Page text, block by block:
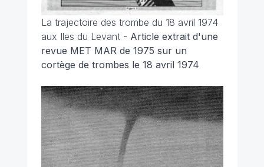
La trajectoire des trombe du 18 avril 1974
aux Iles du Levant - Article extrait d'une
revue MET MAR de 1975 sur un
cortège de trombes le 18 avril 1974